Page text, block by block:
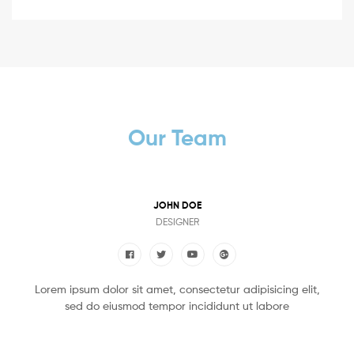
Our Team
JOHN DOE
DESIGNER
Lorem ipsum dolor sit amet, consectetur adipisicing elit,
sed do eiusmod tempor incididunt ut labore